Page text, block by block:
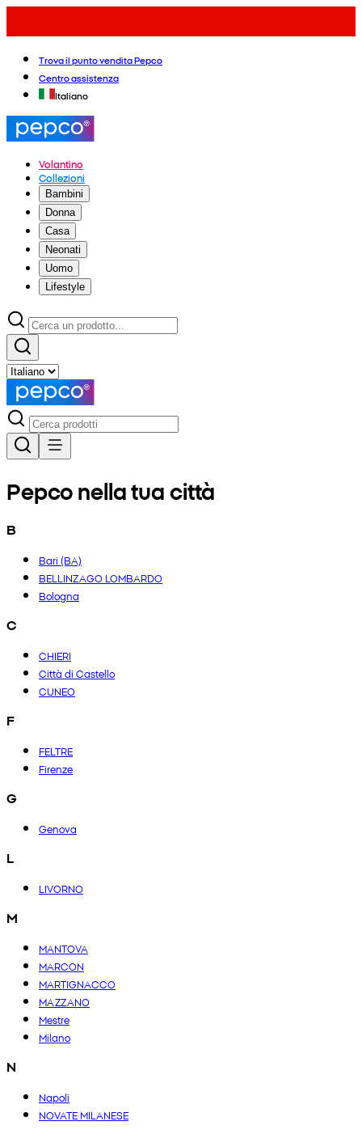
Trova il punto vendita Pepco
Centro assistenza
Italiano
Volantino
Collezioni
Bambini
Donna
Casa
Neonati
Uomo
Lifestyle
Pepco nella tua città
B
Bari (BA)
BELLINZAGO LOMBARDO
Bologna
C
CHIERI
Città di Castello
CUNEO
F
FELTRE
Firenze
G
Genova
L
LIVORNO
M
MANTOVA
MARCON
MARTIGNACCO
MAZZANO
Mestre
Milano
N
Napoli
NOVATE MILANESE